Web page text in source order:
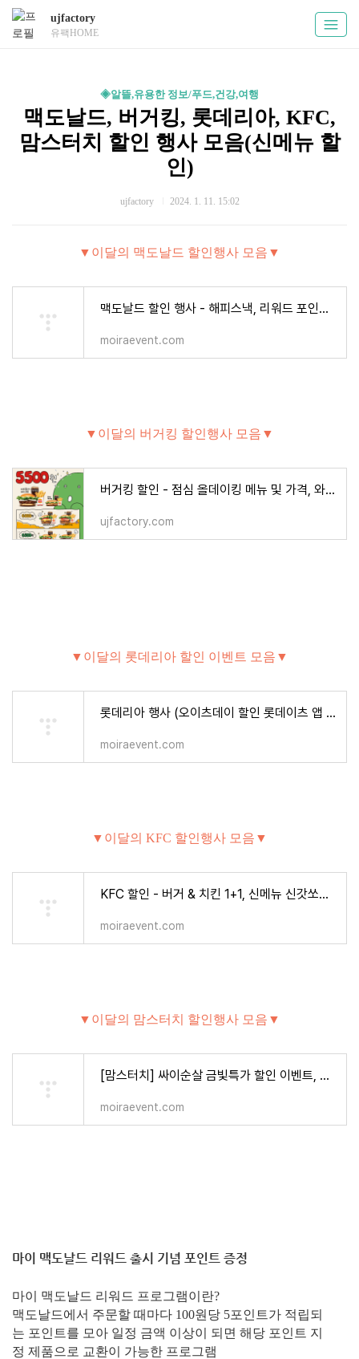
ujfactory
유팩HOME
◈알뜰,유용한 정보/푸드,건강,여행
맥도날드, 버거킹, 롯데리아, KFC,
맘스터치 할인 행사 모음(신메뉴 할
인)
ujfactory 2024. 1. 11. 15:02
▼이달의 맥도날드 할인행사 모음▼
맥도날드 할인 행사 - 해피스낵, 리워드 포인트 무료증정, 맥런치, 보성녹돈버거 출시 이벤트 -
moiraevent.com
▼이달의 버거킹 할인행사 모음▼
버거킹 할인 - 점심 올데이킹 메뉴 및 가격, 와퍼 프로모션, 딜리버리 배달 할인
ujfactory.com
▼이달의 롯데리아 할인 이벤트 모음▼
롯데리아 행사 (오이츠데이 할인 롯데이츠 앱 쿠폰, 착한점심 --> 든든점심) - 식품,건강 > 모이라
moiraevent.com
▼이달의 KFC 할인행사 모음▼
KFC 할인 - 버거 & 치킨 1+1, 신메뉴 신갓쏘이치킨 출시 이벤트 - 식품,건강 > 모이라이벤트
moiraevent.com
▼이달의 맘스터치 할인행사 모음▼
[맘스터치] 싸이순살 금빛특가 할인 이벤트, 싸이플렉스/언빌리버블/인크레더블/텍사스바베큐치
moiraevent.com
마이 맥도날드 리워드 출시 기념 포인트 증정
마이 맥도날드 리워드 프로그램이란?
맥도날드에서 주문할 때마다 100원당 5포인트가 적립되
는 포인트를 모아 일정 금액 이상이 되면 해당 포인트 지
정 제품으로 교환이 가능한 프로그램